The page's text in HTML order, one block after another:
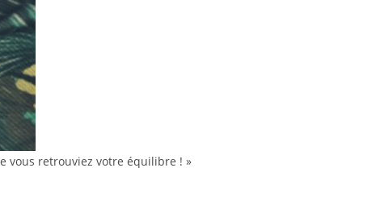
vous retrouviez votre équilibre ! »